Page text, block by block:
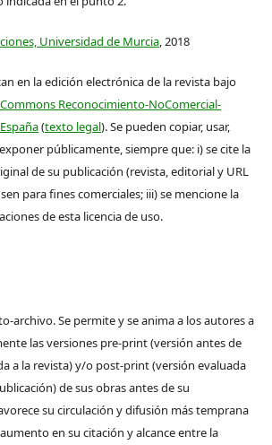
Universidad de Murcia, 2018
en la edición electrónica de la revista bajo
Reconocimiento-NoComercial-
(texto legal). Se pueden copiar, usar,
públicamente, siempre que: i) se cite la
de su publicación (revista, editorial y URL
para fines comerciales; iii) se mencione la
de esta licencia de uso.
archivo. Se permite y se anima a los autores a
las versiones pre-print (versión antes de
a la revista) y/o post-print (versión evaluada
de sus obras antes de su
su circulación y difusión más temprana
en su citación y alcance entre la